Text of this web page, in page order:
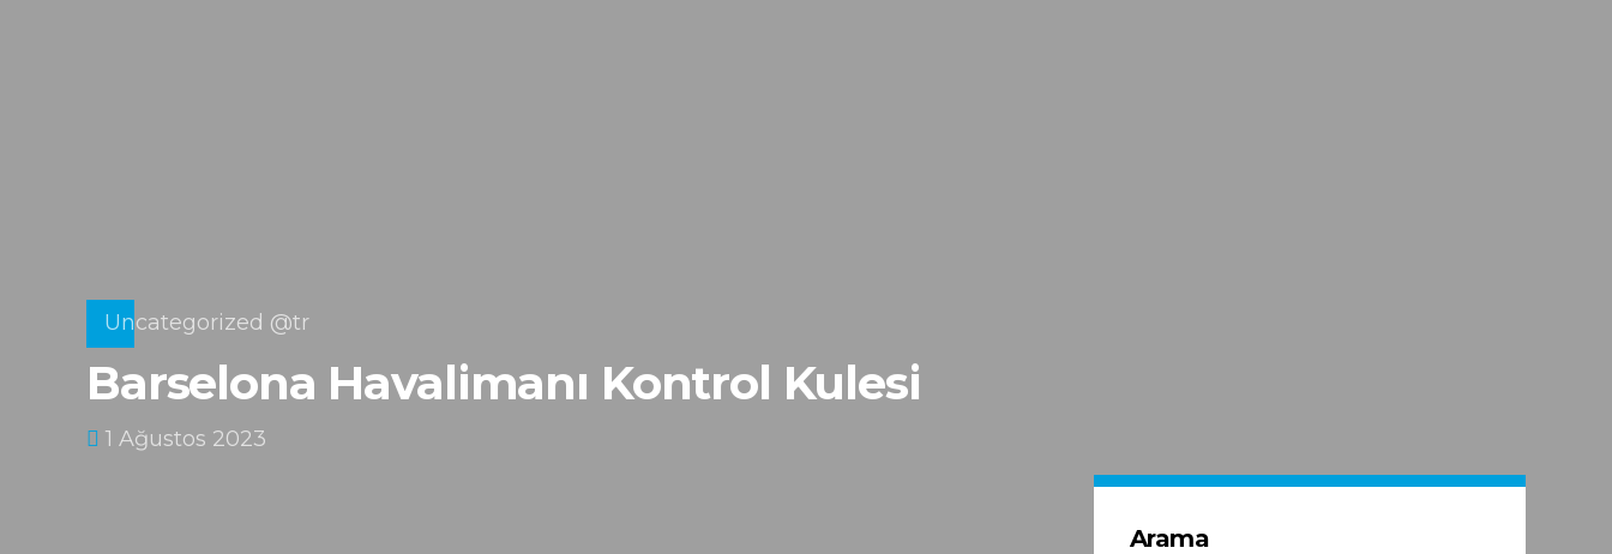
Uncategorized @tr
Barselona Havalimanı Kontrol Kulesi
1 Ağustos 2023
Arama